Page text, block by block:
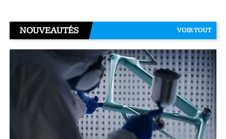
NOUVEAUTÉS VOIR TOUT